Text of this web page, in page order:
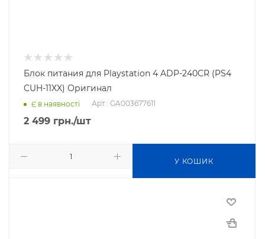
Блок питания для Playstation 4 ADP-240CR (PS4
CUH-11XX) Оригинал
Є в наявності Арт.: GA003677611
2 499 грн./шт
У КОШИК